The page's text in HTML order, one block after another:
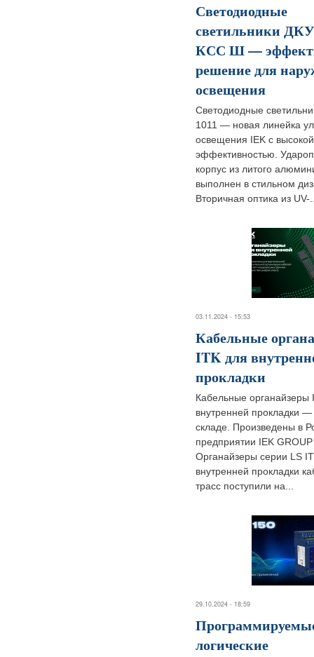
Светодиодные
светильники ДКУ
КСС Ш —
решение для
освещения
Светодиодные
1011 — новая линейка
освещения IEK с высокой
эффективностью.
корпус из литого
выполнен в стильном
Вторичная оптика из UV-
03.11.2024 - 15:53
Кабельные
ITK для
прокладки
Кабельные органайзеры
внутренней прокладки
складе. Произведены в
предприятии IEK GROUP
Органайзеры серии LS
внутренней прокладки
трасс поступили на...
29.10.2024 - 18:59
логические